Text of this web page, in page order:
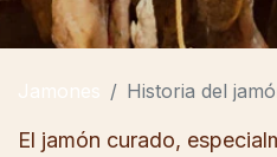
Jamones Historia del
El jamón curado,